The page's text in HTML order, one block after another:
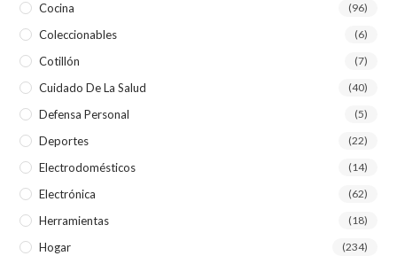
Cocina (96)
Coleccionables (6)
Cotillón (7)
Cuidado De La Salud (40)
Defensa Personal (5)
Deportes (22)
Electrodomésticos (14)
Electrónica (62)
Herramientas (18)
Hogar (234)